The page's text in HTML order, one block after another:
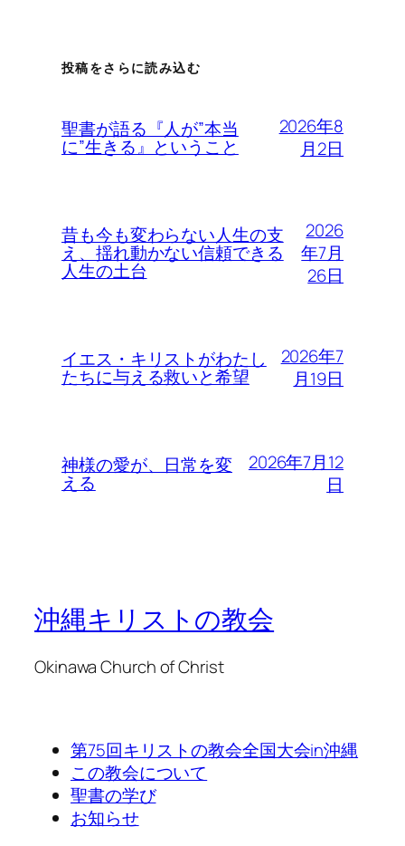
投稿をさらに読み込む
聖書が語る『人が”本当
に”生きる』ということ
2026年8
月2日
昔も今も変わらない人生の支
え、揺れ動かない信頼できる
人生の土台
2026
年7月
26日
イエス・キリストがわたし
たちに与える救いと希望
2026年7
月19日
神様の愛が、日常を変
える
2026年7月12
日
沖縄キリストの教会
Okinawa Church of Christ
第75回キリストの教会全国大会in沖縄
この教会について
聖書の学び
お知らせ